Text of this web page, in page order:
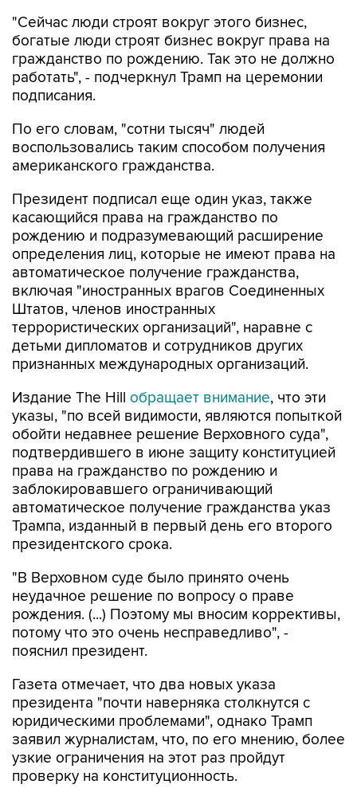
"Сейчас люди строят вокруг этого бизнес,
богатые люди строят бизнес вокруг права на
гражданство по рождению. Так это не должно
работать", - подчеркнул Трамп на церемонии
подписания.
По его словам, "сотни тысяч" людей
воспользовались таким способом получения
американского гражданства.
Президент подписал еще один указ, также
касающийся права на гражданство по
рождению и подразумевающий расширение
определения лиц, которые не имеют права на
автоматическое получение гражданства,
включая "иностранных врагов Соединенных
Штатов, членов иностранных
террористических организаций", наравне с
детьми дипломатов и сотрудников других
признанных международных организаций.
Издание The Hill обращает внимание, что эти
указы, "по всей видимости, являются попыткой
обойти недавнее решение Верховного суда",
подтвердившего в июне защиту конституцией
права на гражданство по рождению и
заблокировавшего ограничивающий
автоматическое получение гражданства указ
Трампа, изданный в первый день его второго
президентского срока.
"В Верховном суде было принято очень
неудачное решение по вопросу о праве
рождения. (...) Поэтому мы вносим коррективы,
потому что это очень несправедливо", -
пояснил президент.
Газета отмечает, что два новых указа
президента "почти наверняка столкнутся с
юридическими проблемами", однако Трамп
заявил журналистам, что, по его мнению, более
узкие ограничения на этот раз пройдут
проверку на конституционность.